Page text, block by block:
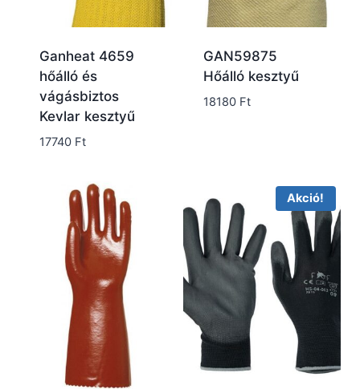
Ganheat 4659
hőálló és
vágásbiztos
Kevlar kesztyű
17740 Ft
GAN59875
Hőálló kesztyű
18180 Ft
Akció!